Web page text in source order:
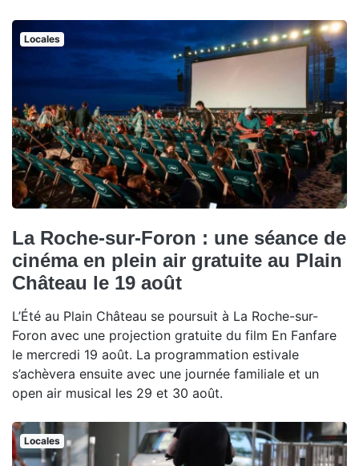
Locales
La Roche-sur-Foron : une séance de
cinéma en plein air gratuite au Plain
Château le 19 août
L’Été au Plain Château se poursuit à La Roche-sur-
Foron avec une projection gratuite du film En Fanfare
le mercredi 19 août. La programmation estivale
s’achèvera ensuite avec une journée familiale et un
open air musical les 29 et 30 août.
Locales